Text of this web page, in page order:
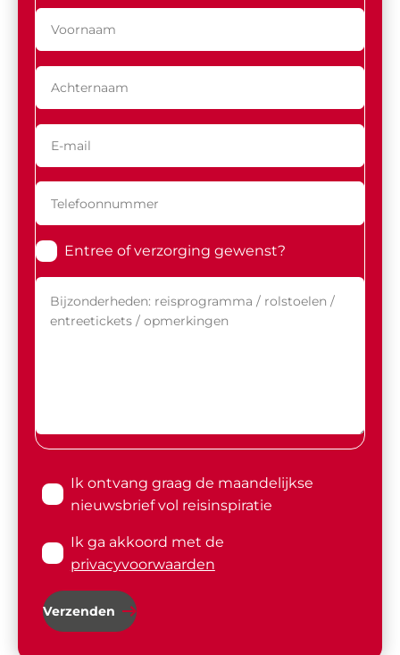
Entree of verzorging gewenst?
Ik ontvang graag de maandelijkse
nieuwsbrief vol reisinspiratie
Ik ga akkoord met de
privacyvoorwaarden
Verzenden